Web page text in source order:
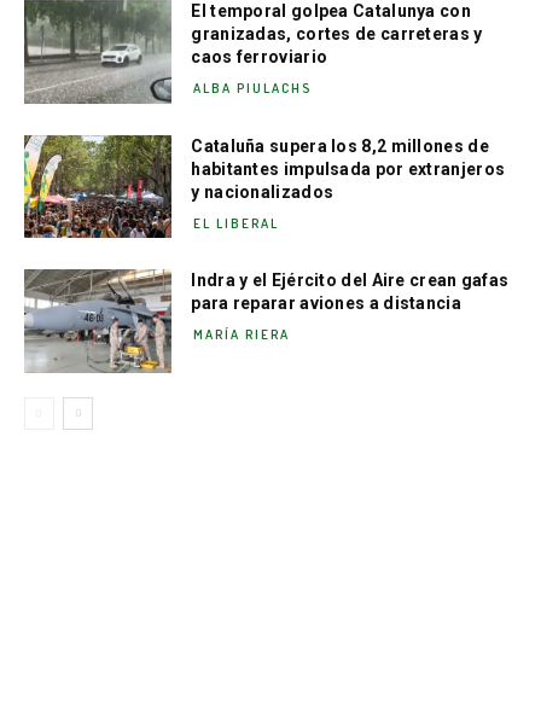
El temporal golpea Catalunya con
granizadas, cortes de carreteras y
caos ferroviario
ALBA PIULACHS
Cataluña supera los 8,2 millones de
habitantes impulsada por extranjeros
y nacionalizados
EL LIBERAL
Indra y el Ejército del Aire crean gafas
para reparar aviones a distancia
MARÍA RIERA